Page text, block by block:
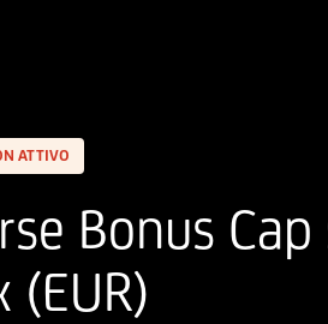
ATTIVO
Bonus
(EUR)